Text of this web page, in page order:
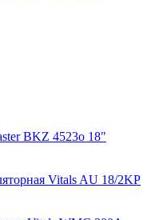
BKZ 4523o 18"
Vitals AU 18/2KP